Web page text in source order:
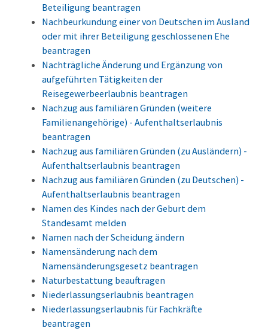
Beteiligung beantragen
Nachbeurkundung einer von Deutschen im Ausland
oder mit ihrer Beteiligung geschlossenen Ehe
beantragen
Nachträgliche Änderung und Ergänzung von
aufgeführten Tätigkeiten der
Reisegewerbeerlaubnis beantragen
Nachzug aus familiären Gründen (weitere
Familienangehörige) - Aufenthaltserlaubnis
beantragen
Nachzug aus familiären Gründen (zu Ausländern) -
Aufenthaltserlaubnis beantragen
Nachzug aus familiären Gründen (zu Deutschen) -
Aufenthaltserlaubnis beantragen
Namen des Kindes nach der Geburt dem
Standesamt melden
Namen nach der Scheidung ändern
Namensänderung nach dem
Namensänderungsgesetz beantragen
Naturbestattung beauftragen
Niederlassungserlaubnis beantragen
Niederlassungserlaubnis für Fachkräfte
beantragen